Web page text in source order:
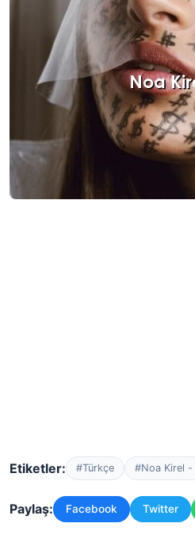
Etiketler: #Türkçe
Paylaş: Facebook Twitter